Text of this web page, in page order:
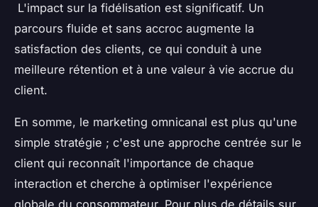
L'impact sur la fidélisation est significatif. Un
parcours fluide et sans accroc augmente la
satisfaction des clients, ce qui conduit à une
meilleure rétention et à une valeur à vie accrue du
client.
En somme, le marketing omnicanal est plus qu'une
simple stratégie ; c'est une approche centrée sur le
client qui reconnaît l'importance de chaque
interaction et cherche à optimiser l'expérience